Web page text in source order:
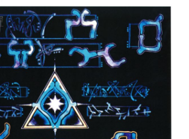
含以上)免運費
含以上)免運費
灣）
含以上)免運費
含以上)免運費